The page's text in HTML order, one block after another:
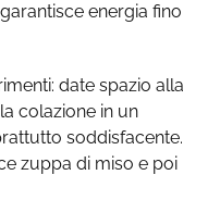
energia fino
date spazio alla
colazione in un
soddisfacente.
zuppa di miso e poi